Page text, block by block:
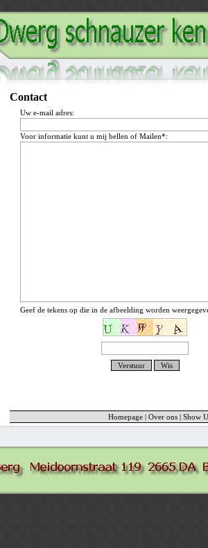
Contact
Uw e-mail adres:
Voor informatie kunt u mij bellen of Mailen*:
Geef de tekens op die in de afbeelding worden
Homepage | Over ons | Show